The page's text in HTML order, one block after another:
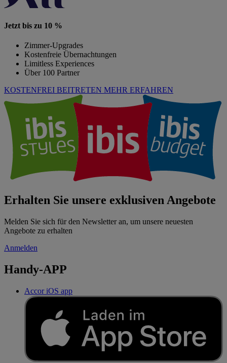
Jetzt bis zu 10 %
Zimmer-Upgrades
Kostenfreie Übernachtungen
Limitless Experiences
Über 100 Partner
KOSTENFREI BEITRETEN MEHR ERFAHREN
Erhalten Sie unsere exklusiven Angebote
Melden Sie sich für den Newsletter an, um unsere neuesten
Angebote zu erhalten
Anmelden
Handy-APP
Accor iOS app